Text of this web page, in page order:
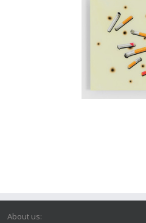
About us: